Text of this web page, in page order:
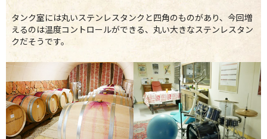
タンク室には丸いステンレスタンクと四角のものがあり、今回増
えるのは温度コントロールができる、丸い大きなステンレスタン
クだそうです。